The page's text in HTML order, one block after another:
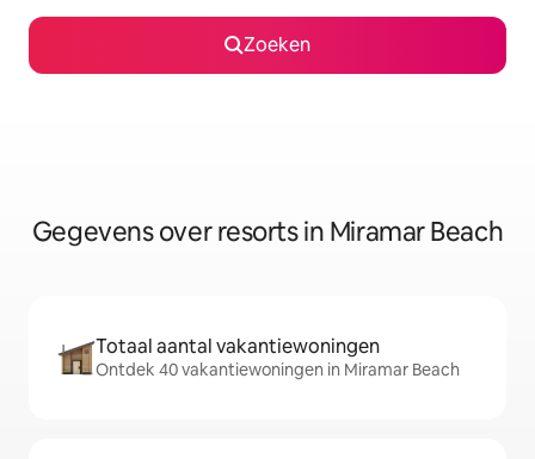
Zoeken
Gegevens over resorts in Miramar Beach
Totaal aantal vakantiewoningen
Ontdek 40 vakantiewoningen in Miramar Beach